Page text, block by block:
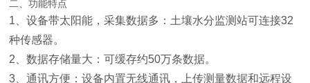
二、功能特点
1、设备带太阳能，采集数据多：土壤水分监测站可连接32
种传感器。
2、数据存储量大：可缓存约50万条数据。
3、通讯方便：设备内置无线通讯，上传测量数据和远程设